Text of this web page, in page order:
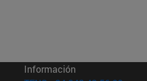
Información